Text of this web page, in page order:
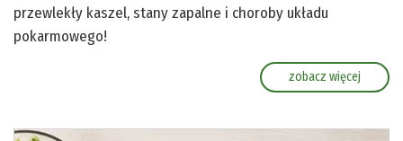
przewlekły kaszel, stany zapalne i choroby układu
pokarmowego!
zobacz więcej